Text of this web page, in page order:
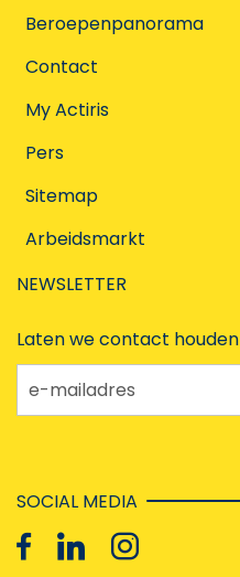
Beroepenpanorama
Contact
My Actiris
Pers
Sitemap
Arbeidsmarkt
NEWSLETTER
Laten we contact houden
e-mailadres
SOCIAL MEDIA